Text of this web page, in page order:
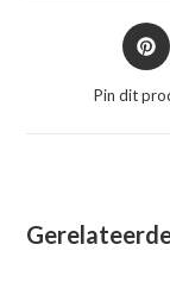
Opent
in
nieuw
Pin dit